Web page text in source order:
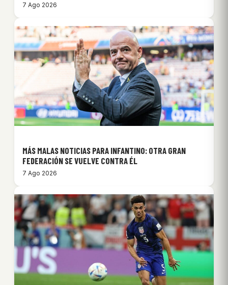
7 Ago 2026
MÁS MALAS NOTICIAS PARA INFANTINO: OTRA GRAN
FEDERACIÓN SE VUELVE CONTRA ÉL
7 Ago 2026